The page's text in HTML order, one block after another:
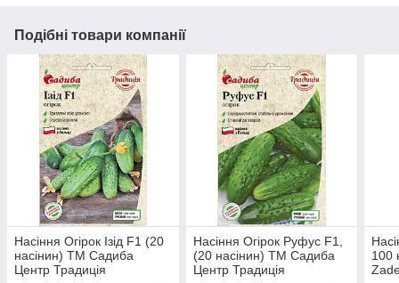
Подібні товари компанії
Насіння Огірок Ізід F1 (20
насінин) ТМ Садиба
Центр Традиція
Насіння Огірок Руфус F1,
(20 насінин) ТМ Садиба
Центр Традиція
100